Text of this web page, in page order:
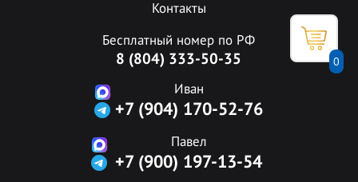
0
Контакты
Бесплатный номер по РФ
8 (804) 333-50-35
Иван
+7 (904) 170-52-76
Павел
+7 (900) 197-13-54